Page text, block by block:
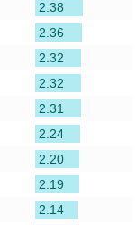
2.38
2.36
2.32
2.32
2.31
2.24
2.20
2.19
2.14